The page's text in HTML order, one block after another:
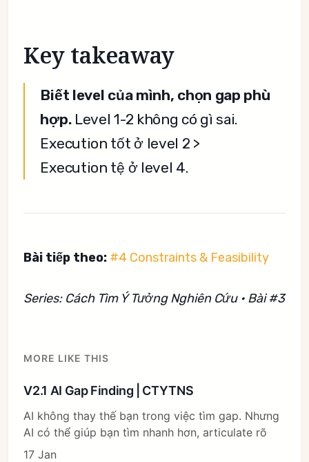
Key takeaway
Biết level của mình, chọn gap phù
hợp.Level 1-2 không có gì sai.
Execution tốt ở level 2 >
Execution tệ ở level 4.
Bài tiếp theo: #4 Constraints & Feasibility
Series: Cách Tìm Ý Tưởng Nghiên Cứu • Bài #3
MORE LIKE THIS
V2.1 AI Gap Finding | CTYTNS
AI không thay thế bạn trong việc tìm gap. Nhưng
AI có thể giúp bạn tìm nhanh hơn, articulate rõ
17 Jan